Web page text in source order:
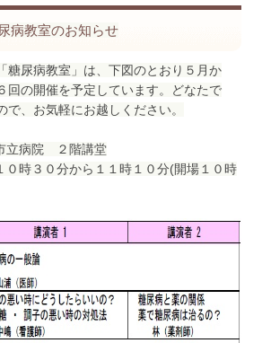
病教室のお知らせ
糖尿病教室」は、下図のとおり５月か
回の開催を予定しています。どなたで
で、お気軽にお越しください。
立病院 ２階講堂
３０分から１１時１０分(開場１０時